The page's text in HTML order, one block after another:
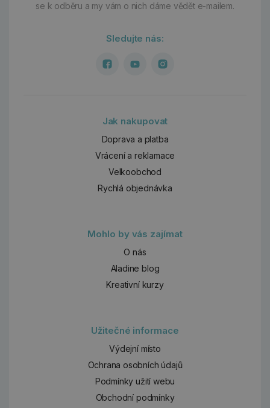
se k odběru a my vám o nich dáme vědět e-mailem.
Sledujte nás:
Jak nakupovat
Doprava a platba
Vrácení a reklamace
Velkoobchod
Rychlá objednávka
Mohlo by vás zajímat
O nás
Aladine blog
Kreativní kurzy
Užitečné informace
Výdejní místo
Ochrana osobních údajů
Podmínky užití webu
Obchodní podmínky